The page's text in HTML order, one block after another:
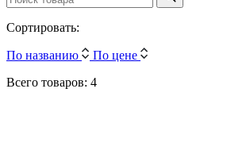
Сортировать:
По названию
По цене
Всего товаров: 4